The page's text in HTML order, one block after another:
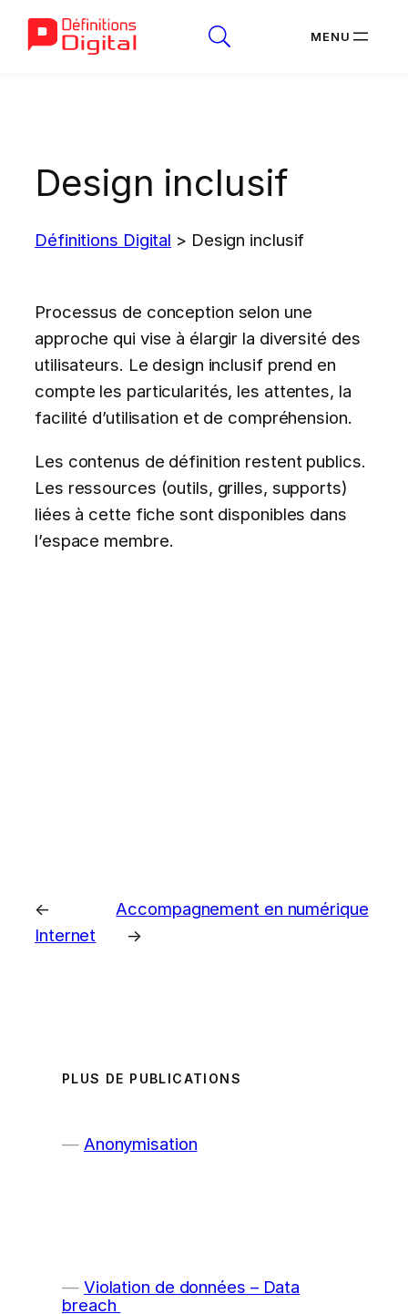
Design inclusif
Définitions Digital > Design inclusif
Processus de conception selon une
approche qui vise à élargir la diversité des
utilisateurs. Le design inclusif prend en
compte les particularités, les attentes, la
facilité d’utilisation et de compréhension.
Les contenus de définition restent publics.
Les ressources (outils, grilles, supports)
liées à cette fiche sont disponibles dans
l’espace membre.
←
Internet
Accompagnement en numérique
→
PLUS DE PUBLICATIONS
Anonymisation
Violation de données – Data
breach